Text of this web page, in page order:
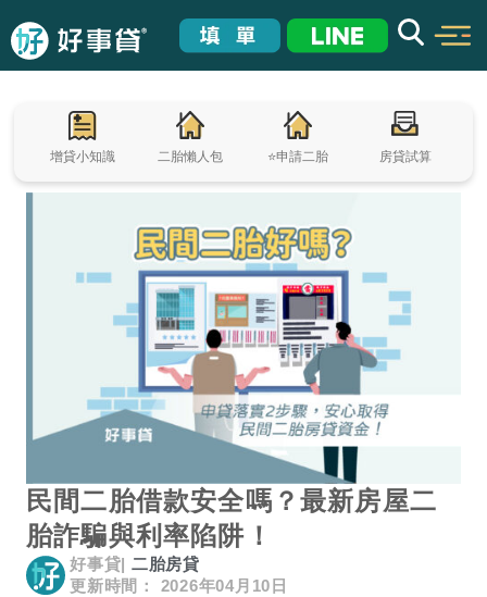
增貸小知識 二胎懶人包 ⭐申請二胎 房貸試算
民間二胎借款安全嗎？最新房屋二
胎詐騙與利率陷阱！
好事貸| 二胎房貸
更新時間： 2026年04月10日